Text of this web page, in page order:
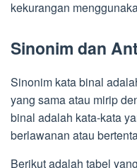
kekurangan
Sinonim dan
Sinonim kata binal
yang sama atau mirip
binal adalah kata-kata
berlawanan atau
Berikut adalah tabel